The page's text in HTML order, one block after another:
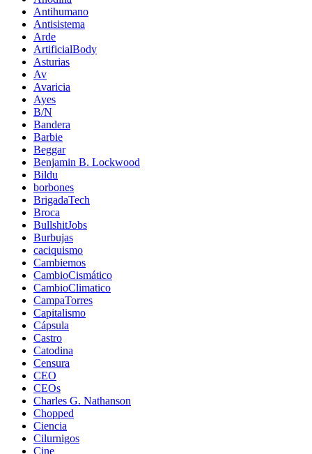
Antihumano
Antisistema
Arde
ArtificialBody
Asturias
Av
Avaricia
Ayes
B/N
Bandera
Barbie
Beggar
Benjamin B. Lockwood
Bildu
borbones
BrigadaTech
Broca
BullshitJobs
Burbujas
caciquismo
Cambiemos
CambioCismático
CambioClimatico
CampaTorres
Capitalismo
Cápsula
Castro
Catodina
Censura
CEO
CEOs
Charles G. Nathanson
Chopped
Ciencia
Cilurnigos
Cine